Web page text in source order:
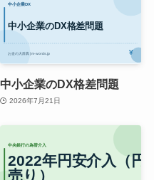
中小企業のDX格差問題
2026年7月21日